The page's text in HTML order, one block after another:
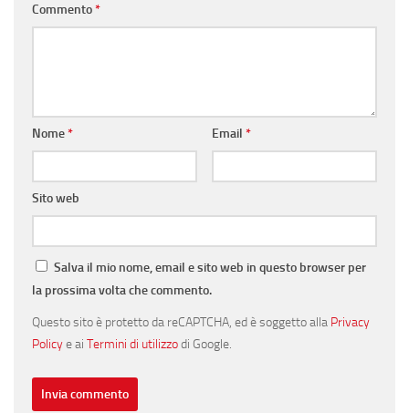
Commento*
Nome* Email *
Sito web
Salva il mio nome, email e sito web in questo browser per
la prossima volta che commento.
Questo sito è protetto da reCAPTCHA, ed è soggetto alla Privacy
Policye ai Termini di utilizzodi Google.